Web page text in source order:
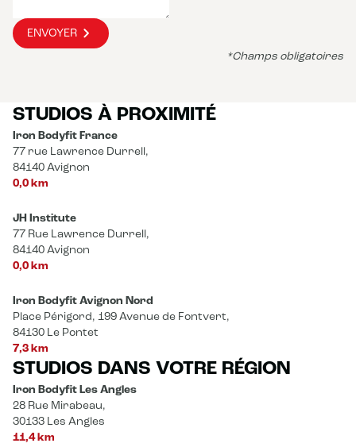
ENVOYER
*Champs obligatoires
STUDIOS À PROXIMITÉ
Iron Bodyfit France
77 rue Lawrence Durrell,
84140 Avignon
0,0 km
JH Institute
77 Rue Lawrence Durrell,
84140 Avignon
0,0 km
Iron Bodyfit Avignon Nord
Place Périgord, 199 Avenue de Fontvert,
84130 Le Pontet
7,3 km
STUDIOS DANS VOTRE RÉGION
Iron Bodyfit Les Angles
28 Rue Mirabeau,
30133 Les Angles
11,4 km